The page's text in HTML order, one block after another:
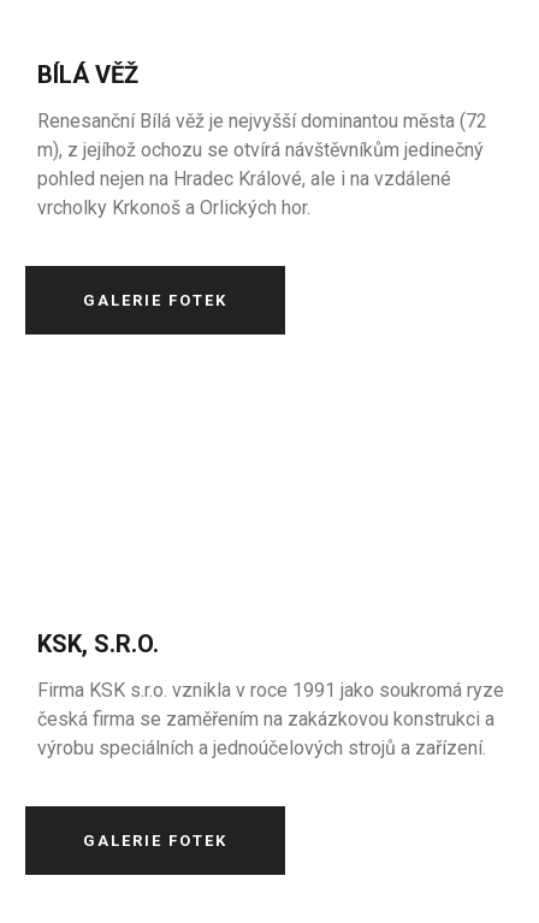
BÍLÁ VĚŽ
Renesanční Bílá věž je nejvyšší dominantou města (72
m), z jejíhož ochozu se otvírá návštěvníkům jedinečný
pohled nejen na Hradec Králové, ale i na vzdálené
vrcholky Krkonoš a Orlických hor.
GALERIE FOTEK
KSK, S.R.O.
Firma KSK s.r.o. vznikla v roce 1991 jako soukromá ryze
česká firma se zaměřením na zakázkovou konstrukci a
výrobu speciálních a jednoúčelových strojů a zařízení.
GALERIE FOTEK